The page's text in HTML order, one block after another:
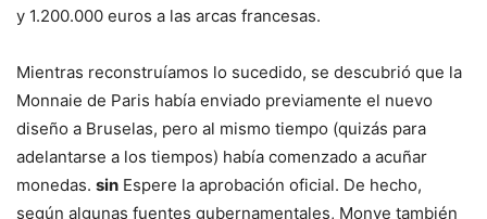
y 1.200.000 euros a las arcas francesas.
Mientras reconstruíamos lo sucedido, se descubrió que la
Monnaie de Paris había enviado previamente el nuevo
diseño a Bruselas, pero al mismo tiempo (quizás para
adelantarse a los tiempos) había comenzado a acuñar
monedas. sin Espere la aprobación oficial. De hecho,
según algunas fuentes gubernamentales, Monye también